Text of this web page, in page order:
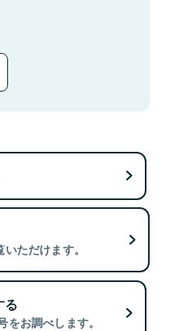
ただけます。
る
お調べします。